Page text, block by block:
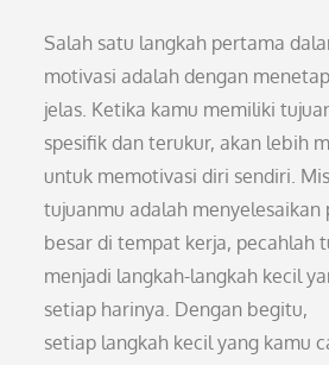
Salah satu langkah pertama
motivasi adalah dengan
jelas. Ketika kamu memiliki
spesifik dan terukur, akan lebih
untuk memotivasi diri sendiri.
tujuanmu adalah menyelesaikan
besar di tempat kerja, pecahlah
menjadi langkah-langkah kecil
setiap harinya. Dengan begitu,
setiap langkah kecil yang kamu